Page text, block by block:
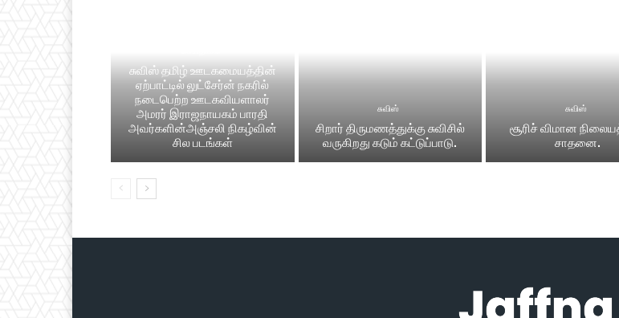
சுவிஸ் தமிழ் ஊடகமையத்தின்
ஏற்பாட்டில் லுட்சேர்ன் நகரில்
நடைபெற்ற ஊடகவியளாலர்
அமரர் இராஜநாயகம் பாரதி
அவர்களின்அஞ்சலி நிகழ்வின்
சில படங்கள்
சுவிஸ்
சிறார் திருமணத்துக்கு சுவிசில்
வருகிறது கடும் கட்டுப்பாடு.
சுவிஸ்
சூரிச் விமான
சாதனை.